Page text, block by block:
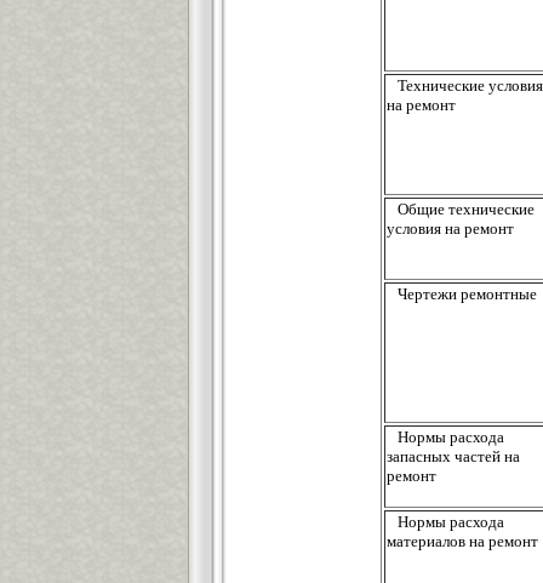
Технические условия
на ремонт
Общие технические
условия на ремонт
Чертежи ремонтные
Нормы расхода
запасных частей на
ремонт
Нормы расхода
материалов на ремонт